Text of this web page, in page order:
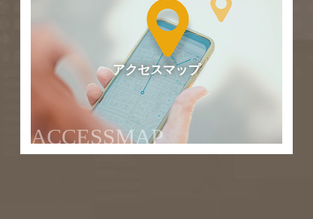
アクセスマップ
ACCESSMAP